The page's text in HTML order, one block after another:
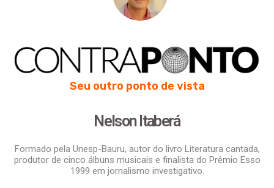
Seu outro ponto de vista
Nelson Itaberá
Formado pela Unesp-Bauru, autor do livro Literatura cantada,
produtor de cinco álbuns musicais e finalista do Prêmio Esso
1999 em jornalismo investigativo.